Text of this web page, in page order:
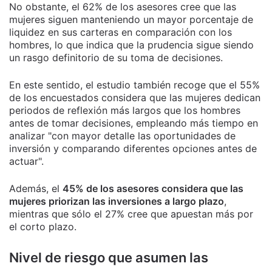
No obstante, el 62% de los asesores cree que las
mujeres siguen manteniendo un mayor porcentaje de
liquidez en sus carteras en comparación con los
hombres, lo que indica que la prudencia sigue siendo
un rasgo definitorio de su toma de decisiones.
En este sentido, el estudio también recoge que el 55%
de los encuestados considera que las mujeres dedican
periodos de reflexión más largos que los hombres
antes de tomar decisiones, empleando más tiempo en
analizar "con mayor detalle las oportunidades de
inversión y comparando diferentes opciones antes de
actuar".
Además, el 45% de los asesores considera que las
mujeres priorizan las inversiones a largo plazo,
mientras que sólo el 27% cree que apuestan más por
el corto plazo.
Nivel de riesgo que asumen las